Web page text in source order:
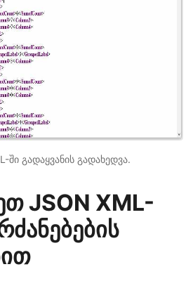
ში გადაყვანის გადახედვა.
JSON XML-